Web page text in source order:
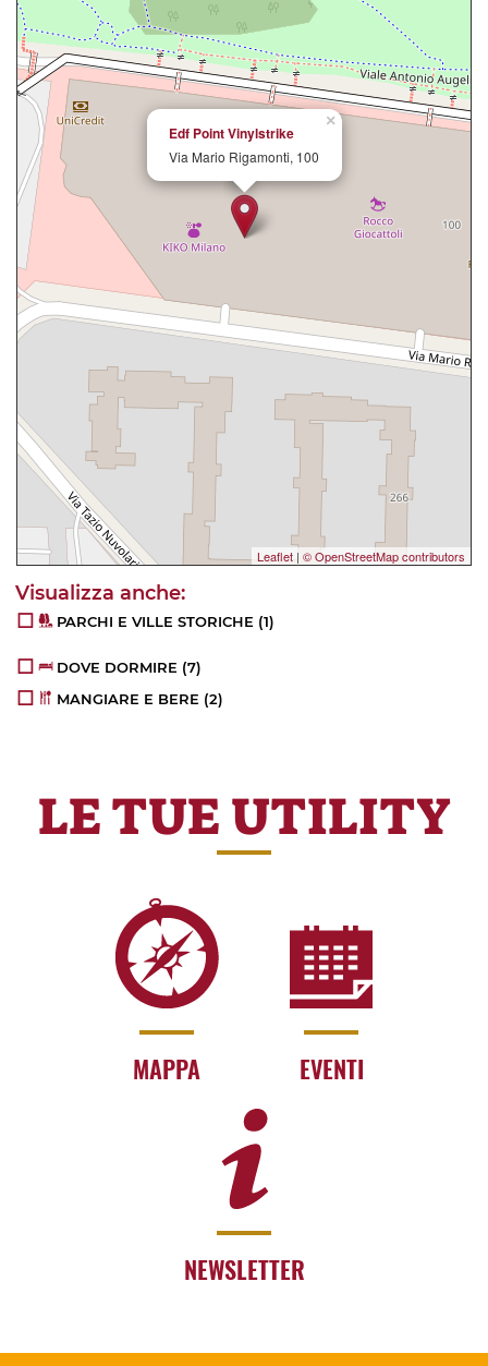
×
Edf Point Vinylstrike
Via Mario Rigamonti, 100
Leaflet | © OpenStreetMap contributors
PARCHI E VILLE STORICHE (1)
DOVE DORMIRE (7)
MANGIARE E BERE (2)
LE TUE UTILITY
MAPPA EVENTI
NEWSLETTER